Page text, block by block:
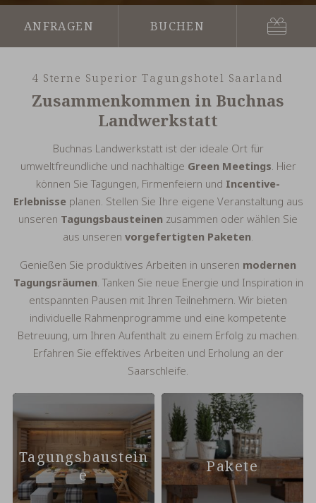
Buchen
Anfragen
4 Sterne Superior Tagungshotel Saarland
Zusammenkommen in Buchnas
Landwerkstatt
Buchnas Landwerkstatt ist der ideale Ort für
umweltfreundliche und nachhaltige Green Meetings. Hier
können Sie Tagungen, Firmenfeiern und Incentive-
Erlebnisse planen. Stellen Sie Ihre eigene Veranstaltung aus
unseren Tagungsbausteinen zusammen oder wählen Sie
aus unseren vorgefertigten Paketen.
Genießen Sie produktives Arbeiten in unseren modernen
Tagungsräumen. Tanken Sie neue Energie und Inspiration in
entspannten Pausen mit Ihren Teilnehmern. Wir bieten
individuelle Rahmenprogramme und eine kompetente
Betreuung, um Ihren Aufenthalt zu einem Erfolg zu machen.
Erfahren Sie effektives Arbeiten und Erholung an der
Saarschleife.
Tagungsbaustein
e
Pakete